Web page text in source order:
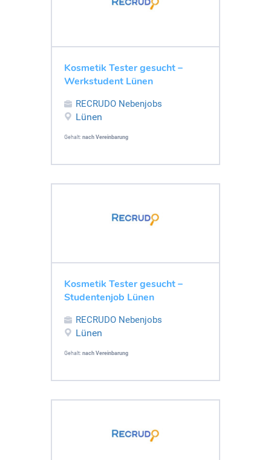
Kosmetik Tester gesucht –
Werkstudent Lünen
RECRUDO Nebenjobs
Lünen
Gehalt: nach Vereinbarung
Kosmetik Tester gesucht –
Studentenjob Lünen
RECRUDO Nebenjobs
Lünen
Gehalt: nach Vereinbarung